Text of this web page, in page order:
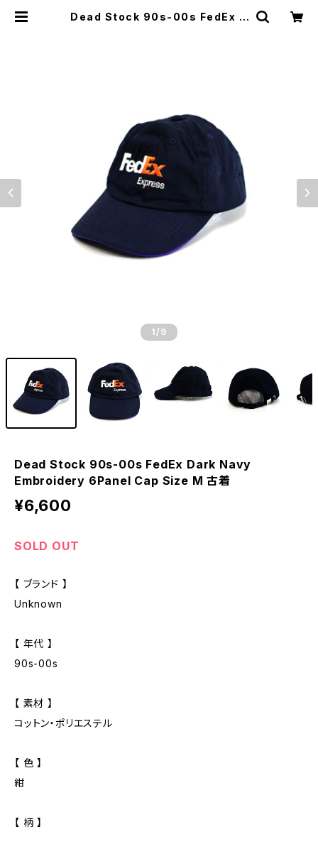
Dead Stock 90s-00s FedEx D
1 /9
Dead Stock 90s-00s FedEx Dark Navy
Embroidery 6Panel Cap Size M 古着
¥6,600
SOLD OUT
【 ブランド 】
Unknown
【 年代 】
90s-00s
【 素材 】
コットン・ポリエステル
【 色 】
紺
【 柄 】